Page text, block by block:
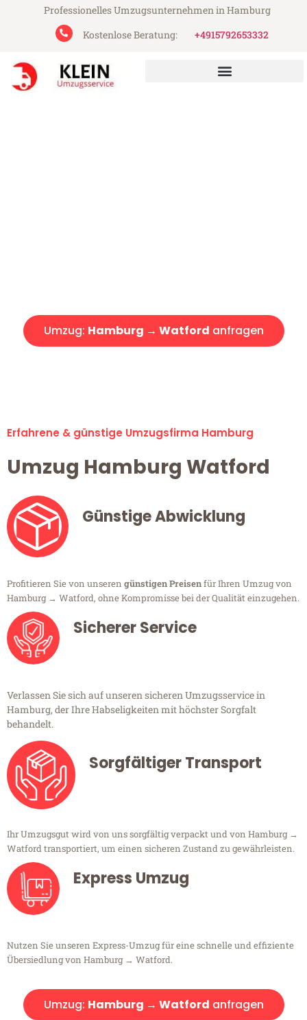
Professionelles Umzugsunternehmen in Hamburg
Kostenlose Beratung:
+4915792653332
Umzug: Hamburg → Watford anfragen
Erfahrene & günstige Umzugsfirma Hamburg
Umzug Hamburg Watford
Günstige Abwicklung
Profitieren Sie von unseren günstigen Preisenfür Ihren Umzug von
Hamburg → Watford, ohne Kompromisse bei der Qualität einzugehen.
Sicherer Service
Verlassen Sie sich auf unseren sicheren Umzugsservice in
Hamburg, der Ihre Habseligkeiten mit höchster Sorgfalt
behandelt.
Sorgfältiger Transport
Ihr Umzugsgut wird von uns sorgfältig verpackt und von Hamburg →
Watford transportiert, um einen sicheren Zustand zu gewährleisten.
Express Umzug
Nutzen Sie unseren Express-Umzug für eine schnelle und effiziente
Übersiedlung von Hamburg → Watford.
Umzug: Hamburg → Watford anfragen